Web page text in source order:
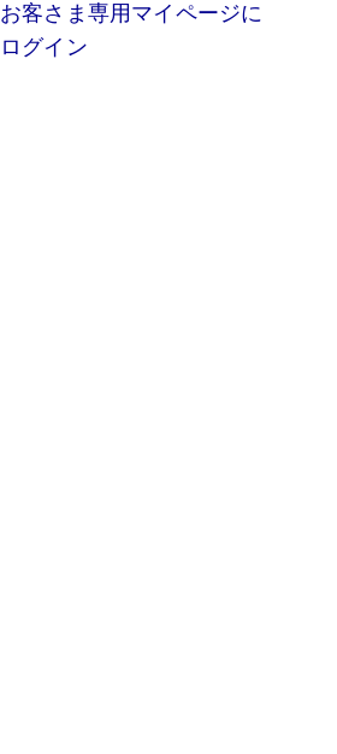
お客さま専用マイページに
ログイン